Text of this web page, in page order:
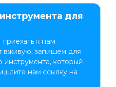
для
к нам
вживую, запишем для
инструмента, который
нам ссылку на